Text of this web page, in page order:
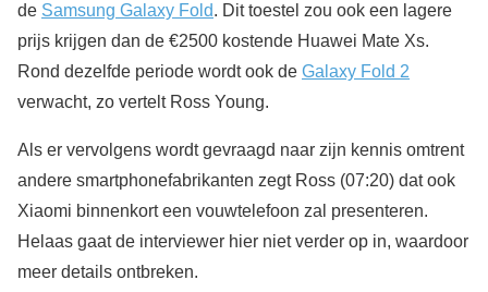
de Samsung Galaxy Fold. Dit toestel zou ook een lagere
prijs krijgen dan de €2500 kostende Huawei Mate Xs.
Rond dezelfde periode wordt ook de Galaxy Fold 2
verwacht, zo vertelt Ross Young.
Als er vervolgens wordt gevraagd naar zijn kennis omtrent
andere smartphonefabrikanten zegt Ross (07:20) dat ook
Xiaomi binnenkort een vouwtelefoon zal presenteren.
Helaas gaat de interviewer hier niet verder op in, waardoor
meer details ontbreken.